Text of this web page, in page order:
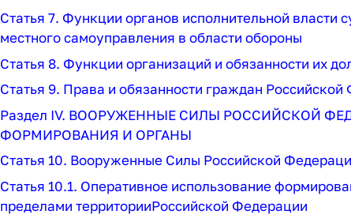
Статья 7. Функции органов исполнительной власти
местного самоуправления в области обороны
Статья 8. Функции организаций и обязанности их
Статья 9. Права и обязанности граждан
Раздел IV. ВООРУЖЕННЫЕ СИЛЫ РОССИЙСКОЙ
ФОРМИРОВАНИЯ И ОРГАНЫ
Статья 10. Вооруженные Силы Российской
Статья 10.1. Оперативное использование
пределами территорииРоссийской Федерации